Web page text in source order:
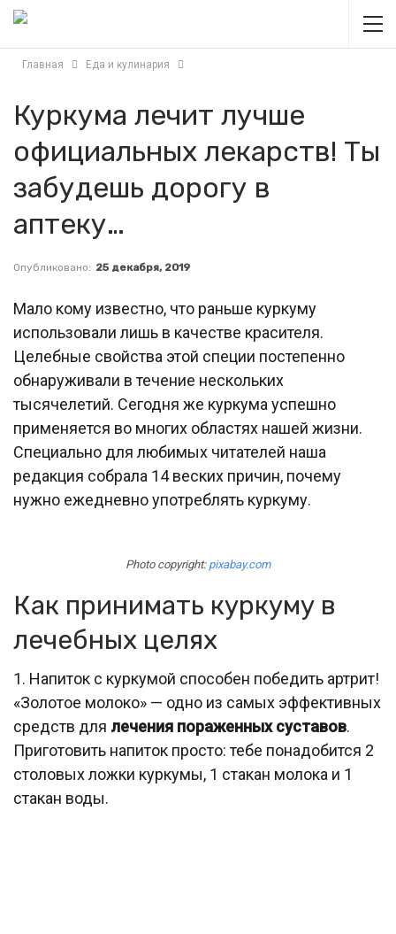
Главная Еда и кулинария
Куркума лечит лучше
официальных лекарств! Ты
забудешь дорогу в
аптеку…
Опубликовано: 25 декабря, 2019
Мало кому известно, что раньше куркуму
использовали лишь в качестве красителя.
Целебные свойства этой специи постепенно
обнаруживали в течение нескольких
тысячелетий. Сегодня же куркума успешно
применяется во многих областях нашей жизни.
Специально для любимых читателей наша
редакция собрала 14 веских причин, почему
нужно ежедневно употреблять куркуму.
Photo copyright: pixabay.com
Как принимать куркуму в
лечебных целях
1. Напиток с куркумой способен победить артрит!
«Золотое молоко» — одно из самых эффективных
средств для лечения пораженных суставов.
Приготовить напиток просто: тебе понадобится 2
столовых ложки куркумы, 1 стакан молока и 1
стакан воды.